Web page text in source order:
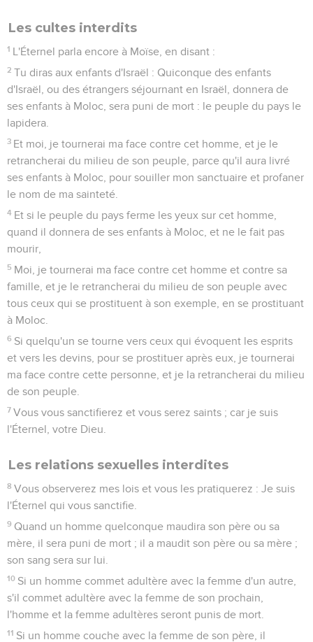
séparés des peuples.
l'oiseau souillé de celui qui est pur ; et ne rendez pas vos
personnes abominables par des animaux, par des oiseaux,
par tout ce qui rampe sur la terre, que je vous ai fait séparer
comme impurs.
26 Vous serez saints pour moi, car je suis saint, moi,
l'Éternel ; et je vous ai séparés des peuples, afin que vous
soyez à moi.
27 Lorsqu'il se trouvera un homme ou une femme évoquant
les esprits ou se livrant à la divination, ils seront punis de
mort ; on les lapidera : leur sang sera sur eux.
Lévitique
Seuls les Évangiles sont disponibles en vidéo pour le moment.
a. La vie privée des prêtres
1 L'Éternel dit encore à Moïse : Parle aux sacrificateurs, fils
d'Aaron, et dis-leur : Un sacrificateur ne se rendra pas impur
parmi son peuple pour un mort,
2 Excepté pour son proche parent, qui le touche de près,
pour sa mère, pour son père, pour son fils, pour sa fille, et
3 Et pour sa soeur vierge qui le touche de près, et qui n'a
point de mari ; il se rendra impur pour elle.
4 Chef parmi son peuple, il ne se rendra point impur pour se
profaner.
5 Les sacrificateurs ne se feront point de place chauve sur la
tête ; ils ne raseront pas les coins de leur barbe, et ils ne
feront point d'incision dans leur chair.
6 Ils seront consacrés à leur Dieu, et ne profaneront point le
nom de leur Dieu ; car ils offrent à l'Éternel les sacrifices faits
par le feu, l'aliment de leur Dieu : ils seront saints.